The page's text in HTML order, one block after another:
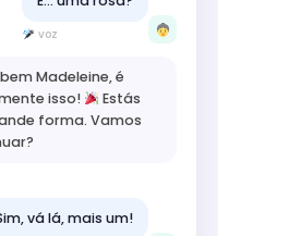
voz
Madeleine, é
isso!
Estás
forma. Vamos
vá lá, mais um!